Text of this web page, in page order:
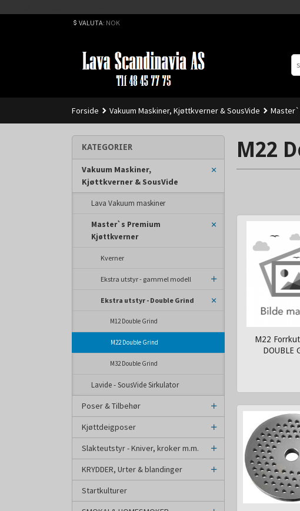
VALUTA: NOK
Forside Vakuum Maskiner, Kjøttkverner & SousVide
M22
M22
DOUBLE
KATEGORIER
Vakuum Maskiner,
Kjøttkverner & SousVide
Lava Vakuum maskiner
Master`s Premium
Kjøttkverner
Kverner
Ekstra utstyr - gammel modell
Ekstra utstyr - Double Grind
M12 Double Grind
M22 Double Grind
M32 Double Grind
Lavide - SousVide Sirkulator
Poser & Tilbehør
Kjøttdeigposer
Slakteutstyr - Kniver, kroker m.m.
KRYDDER, Urter & blandinger
Startkulturer